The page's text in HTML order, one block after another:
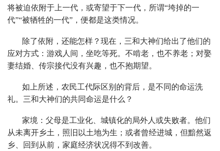
将被迫依附于上一代，或寄望于下一代，所谓“垮掉的一
代”“被牺牲的一代”，便都是这类情况。
除了依附，还能怎样？现在，三和大神们给出了他们的
应对方式：游戏人间，坐吃等死。不啃老，也不养老；对娶
妻结婚、传宗接代没有兴趣，也不抱期望。
如上所述，农民工代际区别的背后，是不同的命运洗
礼。三和大神们的共同命运是什么？
家境：父母是工业化、城镇化的局外人或失败者。他们
从未离开乡土，照旧以土地为生；或者曾经进城，但黯然返
乡、回到从前，家庭经济状况得不到改善。